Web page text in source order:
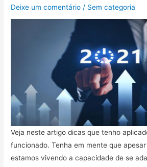
Deixe um comentário / Sem categoria
Veja neste artigo dicas que tenho
funcionado. Tenha em mente que
estamos vivendo a capacidade de se